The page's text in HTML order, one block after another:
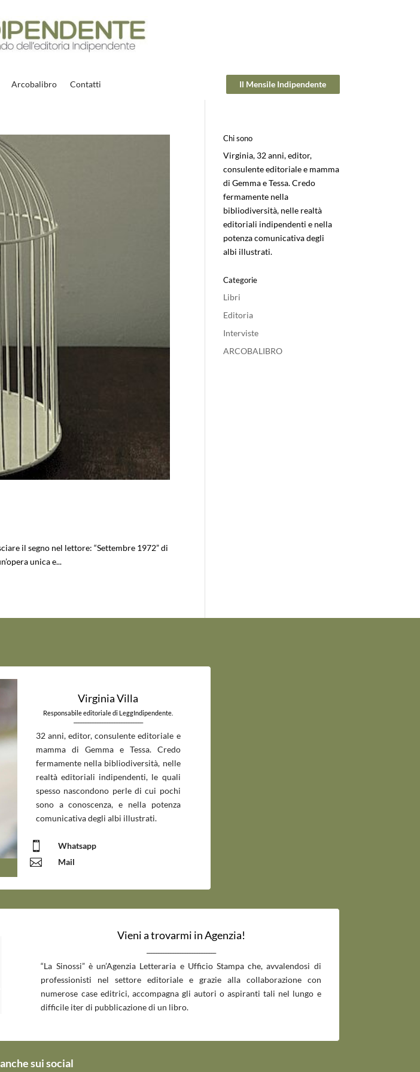
Arcobalibro Contatti Il Mensile Indipendente
il segno nel lettore: “Settembre 1972” di
unica e...
Chi sono
Virginia, 32 anni, editor,
consulente editoriale e mamma
di Gemma e Tessa. Credo
fermamente nella
bibliodiversità, nelle realtà
editoriali indipendenti e nella
potenza comunicativa degli
albi illustrati.
Categorie
Libri
Editoria
Interviste
ARCOBALIBRO
Virginia Villa
Responsabile editoriale di LeggIndipendente.
32 anni, editor, consulente editoriale e
mamma di Gemma e Tessa. Credo
fermamente nella bibliodiversità, nelle
realtà editoriali indipendenti, le quali
spesso nascondono perle di cui pochi
sono a conoscenza, e nella potenza
comunicativa degli albi illustrati.
 Whatsapp
 Mail
Vieni a trovarmi in Agenzia!
“La Sinossi” è un’Agenzia Letteraria e Ufficio Stampa che, avvalendosi di
professionisti nel settore editoriale e grazie alla collaborazione con
numerose case editrici, accompagna gli autori o aspiranti tali nel lungo e
difficile iter di pubblicazione di un libro.
sui social